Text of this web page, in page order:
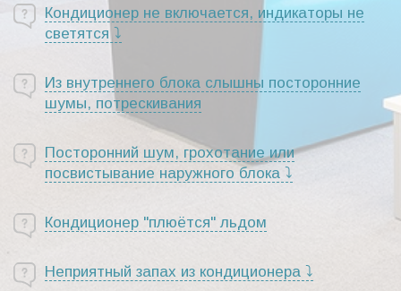
Кондиционер не включается, индикаторы не
светятся ⤵
Из внутреннего блока слышны посторонние
шумы, потрескивания
Посторонний шум, грохотание или
посвистывание наружного блока ⤵
Кондиционер "плюётся" льдом
Неприятный запах из кондиционера ⤵